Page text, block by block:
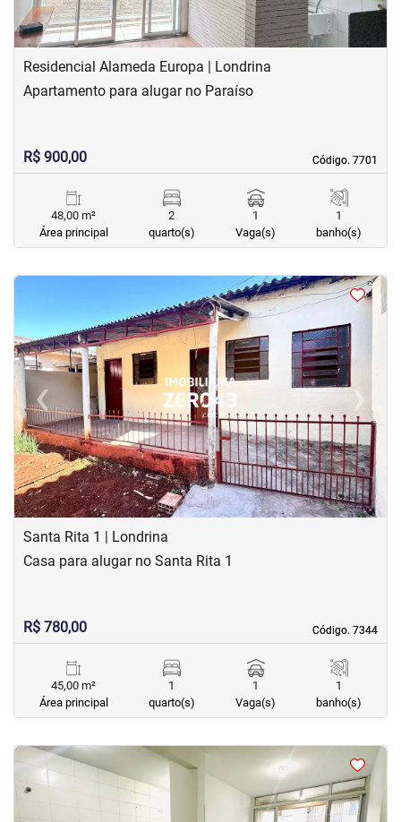
Residencial Alameda Europa | Londrina
Código. 7701
Código. 7701
Apartamento para alugar no Paraíso
R$ 900,00
48,00 m²
Área principal
2
quarto(s)
1
Vaga(s)
1
banho(s)
<
‹Previous ›Next
Santa Rita 1 | Londrina
Código. 7344
Código. 7344
Casa para alugar no Santa Rita 1
R$ 780,00
45,00 m²
Área principal
1
quarto(s)
1
Vaga(s)
1
banho(s)
<<<